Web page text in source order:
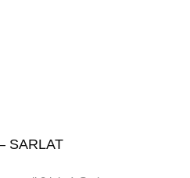
SARLAT